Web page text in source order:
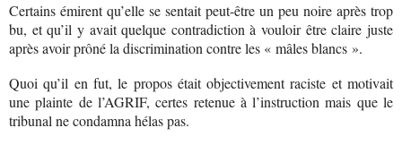
Certains émirent qu’elle se sentait peut-être un peu noire après trop
bu, et qu’il y avait quelque contradiction à vouloir être claire juste
après avoir prôné la discrimination contre les « mâles blancs ».
Quoi qu’il en fut, le propos était objectivement raciste et motivait
une plainte de l’AGRIF, certes retenue à l’instruction mais que le
tribunal ne condamna hélas pas.